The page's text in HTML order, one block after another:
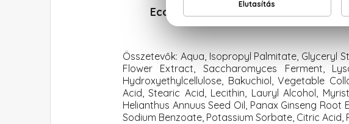
Ecoforia Lavender Clouds
Összetevők: Aqua, Isopropyl Palmitate, Glyceryl
Flower Extract, Saccharomyces Ferment,
Hydroxyethylcellulose, Bakuchiol, Vegetable
Acid, Stearic Acid, Lecithin, Lauryl Alcohol,
Helianthus Annuus Seed Oil, Panax Ginseng
Sodium Benzoate, Potassium Sorbate, Citric Acid,